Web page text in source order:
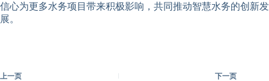
信心为更多水务项目带来积极影响，共同推动智慧水务的创新发
展。
上一页 下一页